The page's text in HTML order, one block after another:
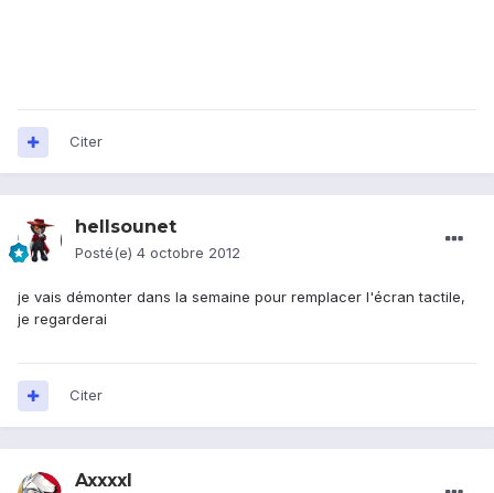
Citer
hellsounet
Posté(e) 4 octobre 2012
je vais démonter dans la semaine pour remplacer l'écran tactile,
je regarderai
Citer
Axxxxl